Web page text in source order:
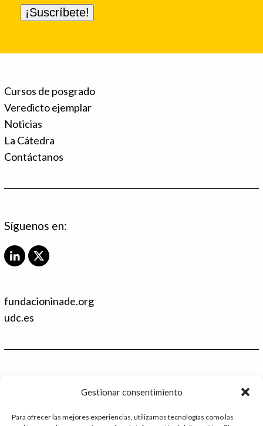
Gestionar consentimiento
Para ofrecer las mejores experiencias, utilizamos tecnologías como las
Cursos de posgrado
Veredicto ejemplar
Noticias
La Cátedra
Contáctanos
Síguenos en:
L
e
d
X
t
fundacioninade.org
udc.es
986 48 52 28 - Ext.2